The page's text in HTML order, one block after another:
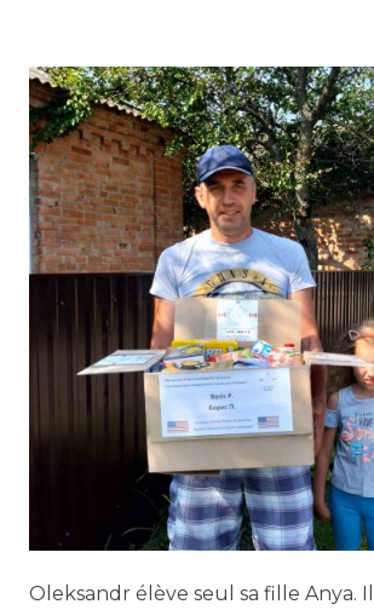
Oleksandr élève seul sa fille Anya.